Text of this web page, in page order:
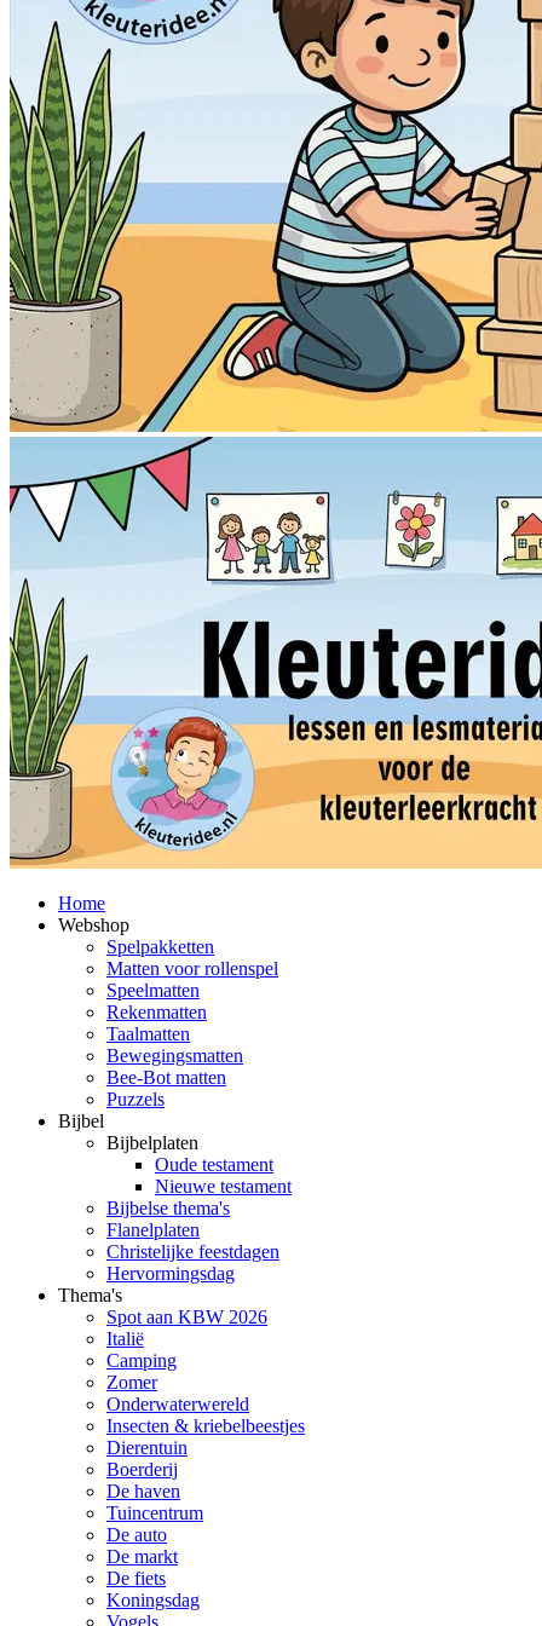
Home
Webshop
Spelpakketten
Matten voor rollenspel
Speelmatten
Rekenmatten
Taalmatten
Bewegingsmatten
Bee-Bot matten
Puzzels
Bijbel
Bijbelplaten
Oude testament
Nieuwe testament
Bijbelse thema's
Flanelplaten
Christelijke feestdagen
Hervormingsdag
Thema's
Spot aan KBW 2026
Italië
Camping
Zomer
Onderwaterwereld
Insecten & kriebelbeestjes
Dierentuin
Boerderij
De haven
Tuincentrum
De auto
De markt
De fiets
Koningsdag
Vogels